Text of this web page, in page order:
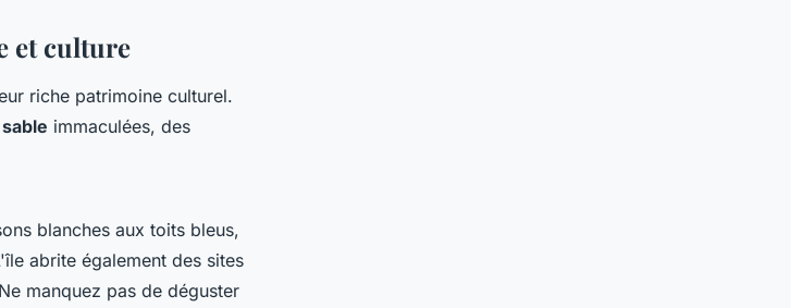
et culture
riche patrimoine culturel.
immaculées, des
blanches aux toits bleus,
abrite également des sites
manquez pas de déguster